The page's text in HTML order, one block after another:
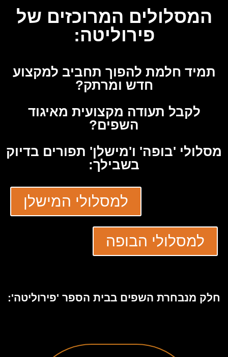
המסלולים המרוכזים של
פירוליטה:
תמיד חלמת להפוך תחביב למקצוע
חדש ומרתק?
לקבל תעודה מקצועית מאיגוד
השפים?
מסלולי 'בופה' ו'מישלן' תפורים בדיוק
בשבילך:
למסלולי המישלן
למסלולי הבופה
חלק מנבחרת השפים בבית הספר 'פירוליטה':